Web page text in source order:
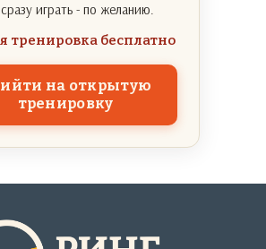
играть - по желанию.
тренировка бесплатно
на открытую
тренировку